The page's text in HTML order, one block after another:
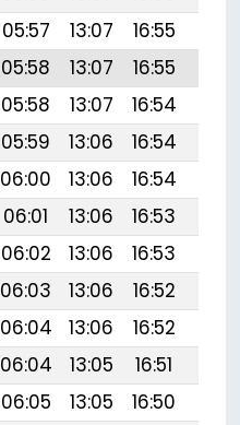
05:57 13:07 16:55
05:58 13:07 16:55
05:58 13:07 16:54
05:59 13:06 16:54
06:00 13:06 16:54
06:01 13:06 16:53
06:02 13:06 16:53
06:03 13:06 16:52
06:04 13:06 16:52
06:04 13:05 16:51
06:05 13:05 16:50